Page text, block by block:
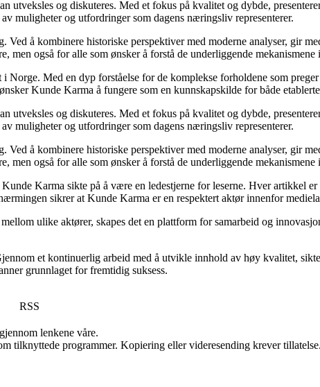
og diskuteres. Med et fokus på kvalitet og dybde,
muligheter og utfordringer som dagens næringsliv representerer.
å kombinere historiske perspektiver med moderne analyser, gir
men også for alle som ønsker å forstå de underliggende
Med en dyp forståelse for de komplekse forholdene som preger
Kunde Karma å fungere som en kunnskapskilde for både
og diskuteres. Med et fokus på kvalitet og dybde,
muligheter og utfordringer som dagens næringsliv representerer.
å kombinere historiske perspektiver med moderne analyser, gir
men også for alle som ønsker å forstå de underliggende
Karma sikte på å være en ledestjerne for leserne. Hver artikkel
sikrer at Kunde Karma er en respektert aktør innenfor
ulike aktører, skapes det en plattform for samarbeid og
et kontinuerlig arbeid med å utvikle innhold av høy kvalitet,
grunnlaget for fremtidig suksess.
RSS
lenkene våre.
tilknyttede programmer. Kopiering eller videresending krever tillatelse.